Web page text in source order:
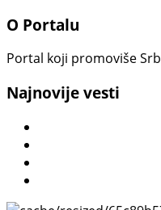
O Portalu
Portal koji promoviše
Najnovije vesti